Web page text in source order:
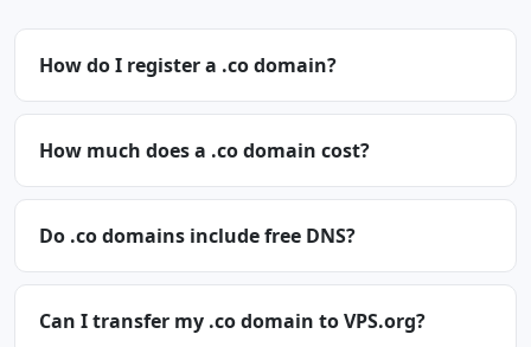
How do I register a .co domain?
How much does a .co domain cost?
Do .co domains include free DNS?
Can I transfer my .co domain to VPS.org?